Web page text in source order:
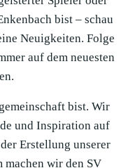
bist – schau
Neuigkeiten. Folge
auf dem neuesten
bist. Wir
und Inspiration auf
Erstellung unserer
machen wir den SV